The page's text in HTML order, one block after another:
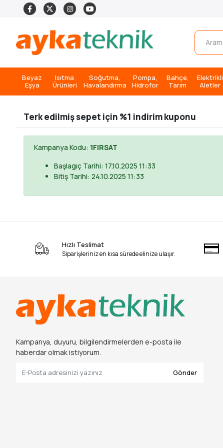
Beyaz
Eşya
Isıtma
Ürünleri
Soğutma,
Havalandırma
Pompa,
Hidrofor
Bahçe,
Tarım
Elektrikli
Aletler
Terk edilmiş sepet için %1 indirim kuponu
Kampanya Kodu: 1FIRSAT
Başlagıç Tarihi: 17.10.2025 11:33
Bitiş Tarihi: 24.10.2025 11:33
Hızlı Teslimat
Siparişleriniz en kısa sürede elinize ulaşır.
Kampanya, duyuru, bilgilendirmelerden e-posta ile
haberdar olmak istiyorum.
Gönder